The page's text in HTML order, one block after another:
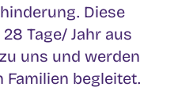
Diese
Tage/ Jahr aus
uns und werden
begleitet.